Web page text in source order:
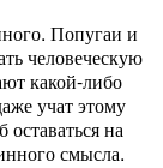
Попугаи и
человеческую
какой-либо
учат этому
на
смысла.